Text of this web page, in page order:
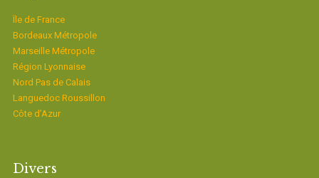
Ïle de France
Bordeaux Métropole
Marseille Métropole
Région Lyonnaise
Nord Pas de Calais
Languedoc Roussillon
Côte d’Azur
Divers